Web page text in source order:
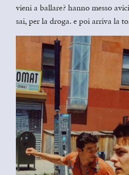
vieni a ballare? hanno messo
sai, per la droga. e poi arriva la